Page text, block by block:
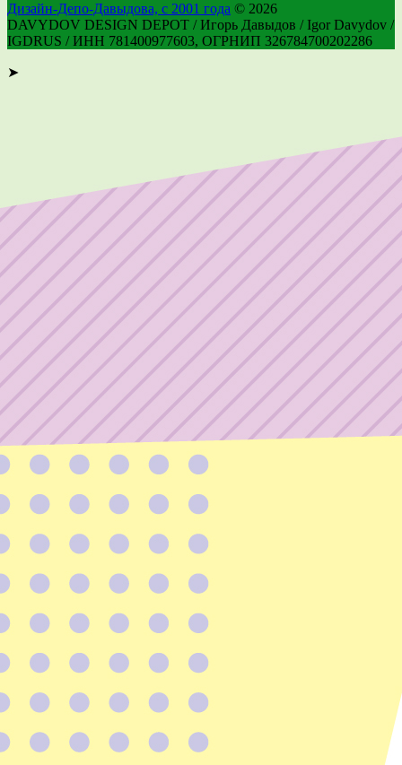
Дизайн-Депо-Давыдова, с 2001 года © 2026
DAVYDOV DESIGN DEPOT / Игорь Давыдов / Igor Davydov /
IGDRUS / ИНН 781400977603, ОГРНИП 326784700202286
➤